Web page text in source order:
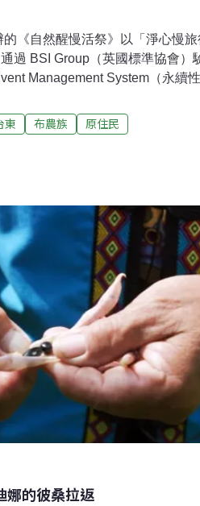
的《自然醒慢活祭》以「淨心慢
過 BSI Group（英國標準協會）
Management System（永續
。早在2024年，位於台東延平鄉
境教育設施場所」，成為結合布
與土地之間，他如何理解「永續
年起，就有財團覬覦這塊地。
巨木群
東 布農族 原住民
娜的彼桑拉返